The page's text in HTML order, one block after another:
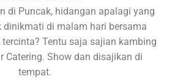
di Puncak, hidangan apalagi yang
dinikmati di malam hari bersama
Tentu saja sajian kambing
Catering. Show dan disajikan di
tempat.